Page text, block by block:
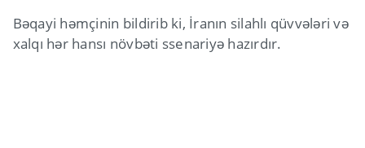
Bəqayi həmçinin bildirib ki, İranın silahlı qüvvələri və
xalqı hər hansı növbəti ssenariyə hazırdır.